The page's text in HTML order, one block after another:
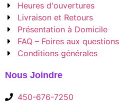
Heures d'ouvertures
Livraison et Retours
Présentation à Domicile
FAQ – Foires aux questions
Conditions générales
Nous Joindre
450-676-7250